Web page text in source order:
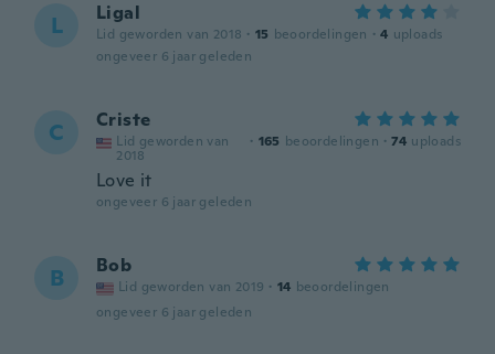
L Ligal
Lid geworden van 2018 · 15 beoordelingen · 4 uploads
ongeveer 6 jaar geleden
C Criste
Lid geworden van
2018
· 165 beoordelingen · 74 uploads
Love it
ongeveer 6 jaar geleden
B Bob
Lid geworden van 2019 · 14 beoordelingen
ongeveer 6 jaar geleden